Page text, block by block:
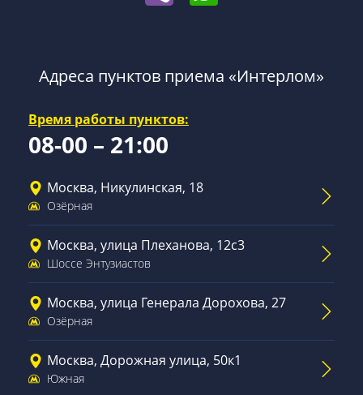
Адреса пунктов приема «Интерлом»
Время работы пунктов:
08-00 – 21:00
Москва, Никулинская, 18
Озёрная
Москва, улица Плеханова, 12с3
Шоссе Энтузиастов
Москва, улица Генерала Дорохова, 27
Озёрная
Москва, Дорожная улица, 50к1
Южная